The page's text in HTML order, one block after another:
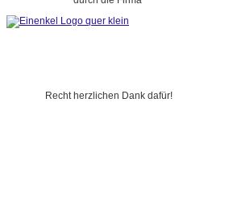
Recht herzlichen Dank dafür!